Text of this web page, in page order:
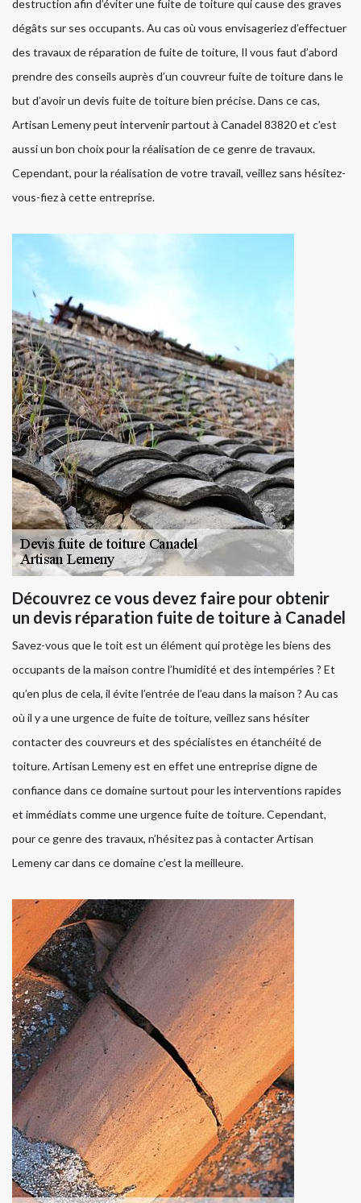
destruction afin d’éviter une fuite de toiture qui cause des graves
dégâts sur ses occupants. Au cas où vous envisageriez d’effectuer
des travaux de réparation de fuite de toiture, Il vous faut d’abord
prendre des conseils auprès d’un couvreur fuite de toiture dans le
but d’avoir un devis fuite de toiture bien précise. Dans ce cas,
Artisan Lemeny peut intervenir partout à Canadel 83820 et c’est
aussi un bon choix pour la réalisation de ce genre de travaux.
Cependant, pour la réalisation de votre travail, veillez sans hésitez-
vous-fiez à cette entreprise.
Découvrez ce vous devez faire pour obtenir
un devis réparation fuite de toiture à Canadel
Savez-vous que le toit est un élément qui protège les biens des
occupants de la maison contre l’humidité et des intempéries ? Et
qu’en plus de cela, il évite l’entrée de l’eau dans la maison ? Au cas
où il y a une urgence de fuite de toiture, veillez sans hésiter
contacter des couvreurs et des spécialistes en étanchéité de
toiture. Artisan Lemeny est en effet une entreprise digne de
confiance dans ce domaine surtout pour les interventions rapides
et immédiats comme une urgence fuite de toiture. Cependant,
pour ce genre des travaux, n’hésitez pas à contacter Artisan
Lemeny car dans ce domaine c’est la meilleure.